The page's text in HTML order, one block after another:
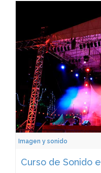
Imagen y sonido
Curso de Sonido